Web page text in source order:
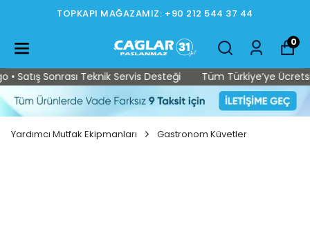
TOPKAPI MAĞAZAMIZ: +90 212 544 37 44
0
Sonrası Teknik Servis Desteği Tüm Türkiye’ye Ücretsiz
Yardımcı Mutfak Ekipmanları Gastronom Küvetler